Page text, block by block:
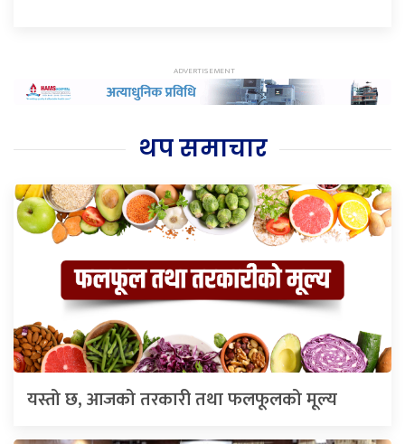
थप समाचार
यस्तो छ, आजको तरकारी तथा फलफूलको मूल्य